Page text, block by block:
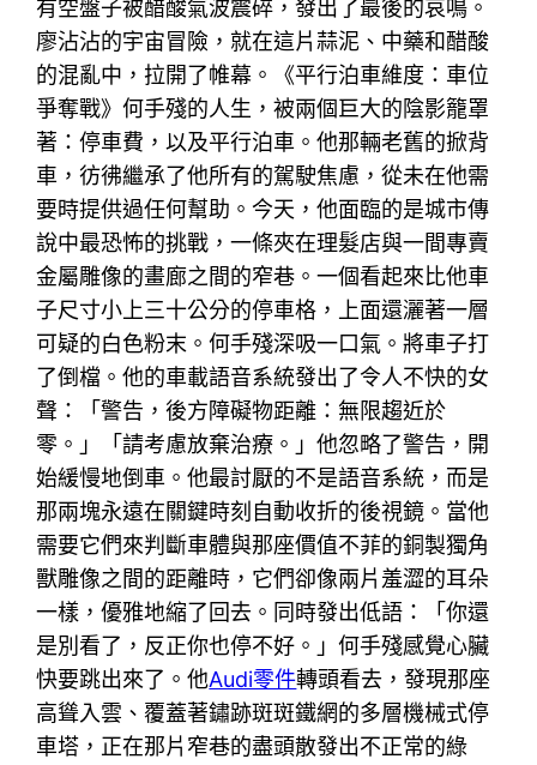
有空盤子被醋酸氣波震碎，發出了最後的哀鳴。
廖沾沾的宇宙冒險，就在這片蒜泥、中藥和醋酸
的混亂中，拉開了帷幕。《平行泊車維度：車位
爭奪戰》何手殘的人生，被兩個巨大的陰影籠罩
著：停車費，以及平行泊車。他那輛老舊的掀背
車，彷彿繼承了他所有的駕駛焦慮，從未在他需
要時提供過任何幫助。今天，他面臨的是城市傳
說中最恐怖的挑戰，一條夾在理髮店與一間專賣
金屬雕像的畫廊之間的窄巷。一個看起來比他車
子尺寸小上三十公分的停車格，上面還灑著一層
可疑的白色粉末。何手殘深吸一口氣。將車子打
了倒檔。他的車載語音系統發出了令人不快的女
聲：「警告，後方障礙物距離：無限趨近於
零。」「請考慮放棄治療。」他忽略了警告，開
始緩慢地倒車。他最討厭的不是語音系統，而是
那兩塊永遠在關鍵時刻自動收折的後視鏡。當他
需要它們來判斷車體與那座價值不菲的銅製獨角
獸雕像之間的距離時，它們卻像兩片羞澀的耳朵
一樣，優雅地縮了回去。同時發出低語：「你還
是別看了，反正你也停不好。」何手殘感覺心臟
快要跳出來了。他Audi零件轉頭看去，發現那座
高聳入雲、覆蓋著鏽跡斑斑鐵網的多層機械式停
車塔，正在那片窄巷的盡頭散發出不正常的綠